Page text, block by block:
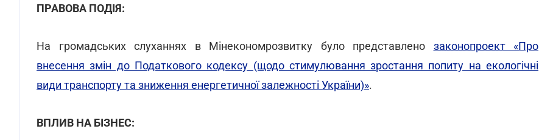
ПРАВОВА ПОДІЯ:
На громадських слуханнях в Мінекономрозвитку було представлено законопроект «Про
внесення змін до Податкового кодексу (щодо стимулювання зростання попиту на екологічні
види транспорту та зниження енергетичної залежності України)».
ВПЛИВ НА БІЗНЕС: